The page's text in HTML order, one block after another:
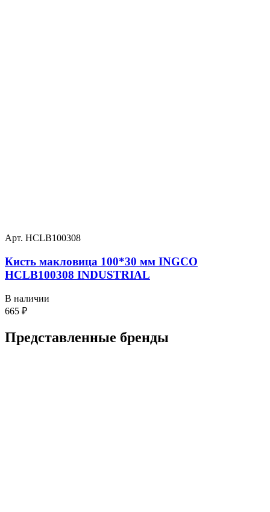
Арт. HCLB100308
Кисть макловица 100*30 мм INGCO
HCLB100308 INDUSTRIAL
В наличии
665 ₽
Представленные бренды